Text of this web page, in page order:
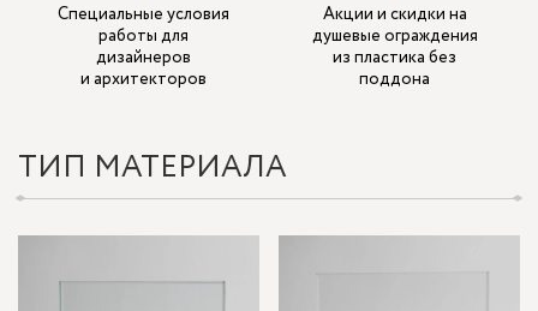
Специальные условия
работы для
дизайнеров
и архитекторов
Акции и скидки на
душевые ограждения
из пластика без
поддона
ТИП МАТЕРИАЛА